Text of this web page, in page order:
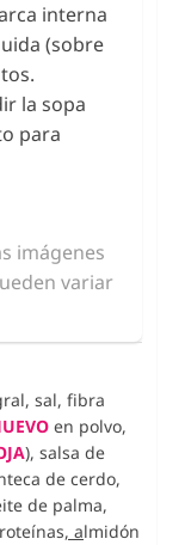
interna
(sobre
la sopa
para
imágenes
variar
sal, fibra
en polvo,
), salsa de
de cerdo,
de palma,
, almidón